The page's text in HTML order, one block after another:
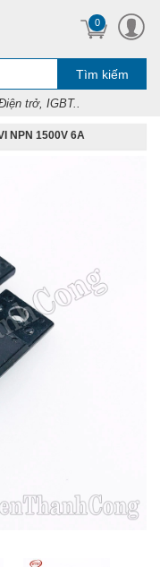
0
Tìm kiếm
trở, IGBT..
NPN 1500V 6A